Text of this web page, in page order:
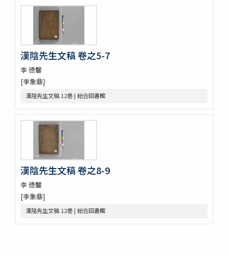
訂老 2巻
金剛般若波羅蜜經 2巻 (存1巻)
江華地啚
治郡㫖訣 : 居官大略
興海邑誌
朝鮮地啚
紀年便覧 8巻圖1巻
湖南邑誌
東國文獻備考 100巻首1巻
燕巖集熱河日記 5巻
纂圖互註周禮 12巻經圖1巻
新増東國輿地勝覽 55巻
漢陰先生文稿 卷之5-7
李 徳馨
[李象鼎]
漢陰先生文稿 12巻 | 総合図書館
漢陰先生文稿 卷之8-9
李 徳馨
[李象鼎]
漢陰先生文稿 12巻 | 総合図書館